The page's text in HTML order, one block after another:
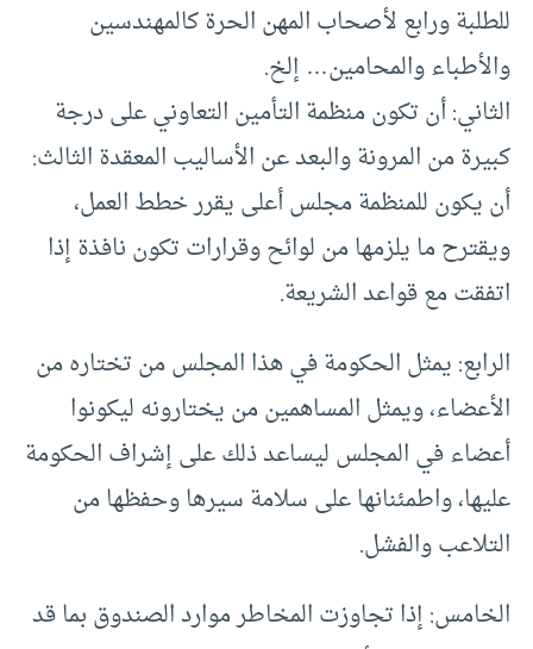
للطلبة ورابع لأصحاب المهن الحرة كالمهندسين
والأطباء والمحامين… إلخ.
الثاني: أن تكون منظمة التأمين التعاوني على درجة
كبيرة من المرونة والبعد عن الأساليب المعقدة الثالث:
أن يكون للمنظمة مجلس أعلى يقرر خطط العمل،
ويقترح ما يلزمها من لوائح وقرارات تكون نافذة إذا
اتفقت مع قواعد الشريعة.
الرابع: يمثل الحكومة في هذا المجلس من تختاره من
الأعضاء، ويمثل المساهمين من يختارونه ليكونوا
أعضاء في المجلس ليساعد ذلك على إشراف الحكومة
عليها، واطمئنانها على سلامة سيرها وحفظها من
التلاعب والفشل.
الخامس: إذا تجاوزت المخاطر موارد الصندوق بما قد